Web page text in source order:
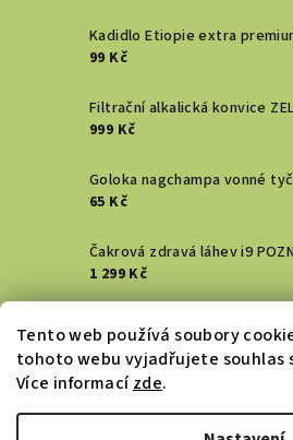
Tento web používá soubory
tohoto webu vyjadřujete souhlas
Více informacízde.
Kadidlo Etiopie extra
99 Kč
Filtrační alkalická konvice
999 Kč
Goloka nagchampa vonné
65 Kč
Čakrová zdravá láhev i9
1 299 Kč
Vykuřovací svazek - Šalvěj bílá
129 Kč
DENTAL ACTIV HŘEBÍČKOVÝ
183 Kč